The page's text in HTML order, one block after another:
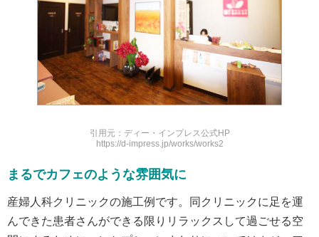
引用元：ディー・インプレス公式HP
https://d-impress.jp/works/works2
まるでカフェのような雰囲気に
産婦人科クリニックの施工例です。同クリニックに足を運
んできた患者さんができる限りリラックスして過ごせる空